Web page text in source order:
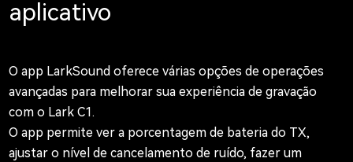
aplicativo
O app LarkSound oferece várias opções de operações
avançadas para melhorar sua experiência de gravação
com o Lark C1.
O app permite ver a porcentagem de bateria do TX,
ajustar o nível de cancelamento de ruído, fazer um